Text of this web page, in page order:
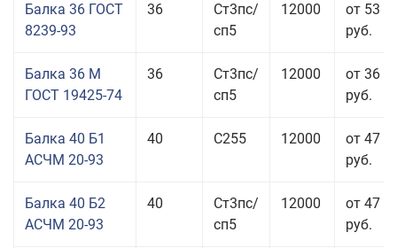
Балка 36 ГОСТ
8239-93
36
Ст3пс/
сп5
12000
от 53
руб.
Балка 36 М
ГОСТ 19425-74
36
Ст3пс/
сп5
12000
от 36
руб.
Балка 40 Б1
АСЧМ 20-93
40 С255 12000
от 47
руб.
Балка 40 Б2
АСЧМ 20-93
40
Ст3пс/
сп5
12000
от 47
руб.